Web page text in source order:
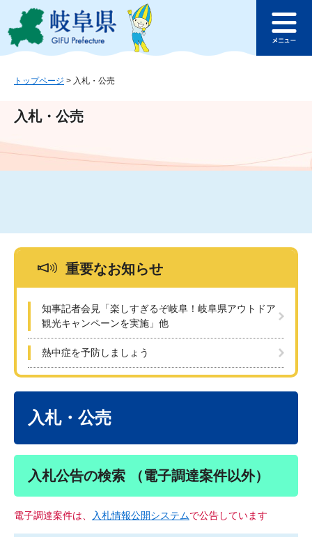
ジ
ュ
文
このページの本文へ
ュ
トップページ > 入札・公売
入札・公売
重要なお知らせ
知事記者会見「楽しすぎるぞ岐阜！岐阜県アウトドア
観光キャンペーンを実施」他
熱中症を予防しましょう
入札・公売
入札公告の検索 （電子調達案件以外）
電子調達案件は、 入札情報公開システムで公告しています